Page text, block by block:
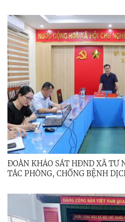
ĐOÀN KHẢO SÁT HĐND XÃ TƯ
TÁC PHÒNG, CHỐNG BỆNH